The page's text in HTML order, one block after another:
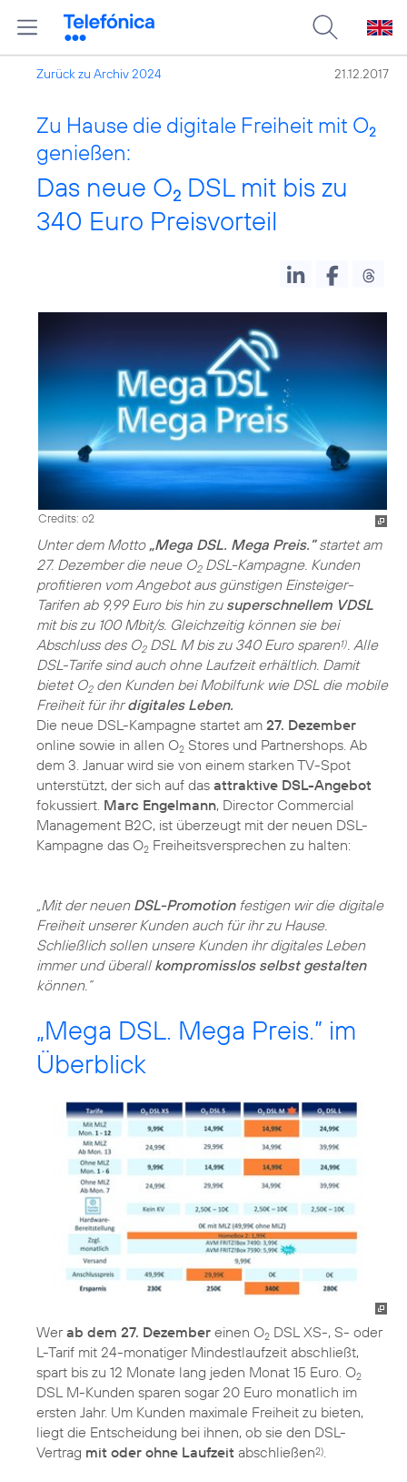
Zurück zu Archiv 2024 21.12.2017
Zu Hause die digitale Freiheit mit O2
genießen:
Das neue O2 DSL mit bis zu
340 Euro Preisvorteil
Credits: o2
Unter dem Motto „Mega DSL. Mega Preis.”startet am
27. Dezember die neue O2DSL-Kampagne. Kunden
profitieren vom Angebot aus günstigen Einsteiger-
Tarifen ab 9,99 Euro bis hin zu superschnellem VDSL
mit bis zu 100 Mbit/s. Gleichzeitig können sie bei
Abschluss des O2DSL M bis zu 340 Euro sparen1) . Alle
DSL-Tarife sind auch ohne Laufzeit erhältlich. Damit
bietet O2den Kunden bei Mobilfunk wie DSL die mobile
Freiheit für ihrdigitales Leben.
Die neue DSL-Kampagne startet am 27. Dezember
online sowie in allen O2 Stores und Partnershops. Ab
dem 3. Januar wird sie von einem starken TV-Spot
unterstützt, der sich auf das attraktive DSL-Angebot
fokussiert. Marc Engelmann, Director Commercial
Management B2C, ist überzeugt mit der neuen DSL-
Kampagne das O2 Freiheitsversprechen zu halten:
„Mit der neuen DSL-Promotionfestigen wir die digitale
Freiheit unserer Kunden auch für ihr zu Hause.
Schließlich sollen unsere Kunden ihr digitales Leben
immer und überall kompromisslos selbst gestalten
können.“
„Mega DSL. Mega Preis.” im
Überblick
Werab dem 27. Dezember einen O2 DSL XS-, S- oder
L-Tarif mit 24-monatiger Mindestlaufzeit abschließt,
spart bis zu 12 Monate lang jeden Monat 15 Euro. O2
DSL M-Kunden sparen sogar 20 Euro monatlich im
ersten Jahr. Um Kunden maximale Freiheit zu bieten,
liegt die Entscheidung bei ihnen, ob sie den DSL-
Vertrag mit oder ohne Laufzeit abschließen2).